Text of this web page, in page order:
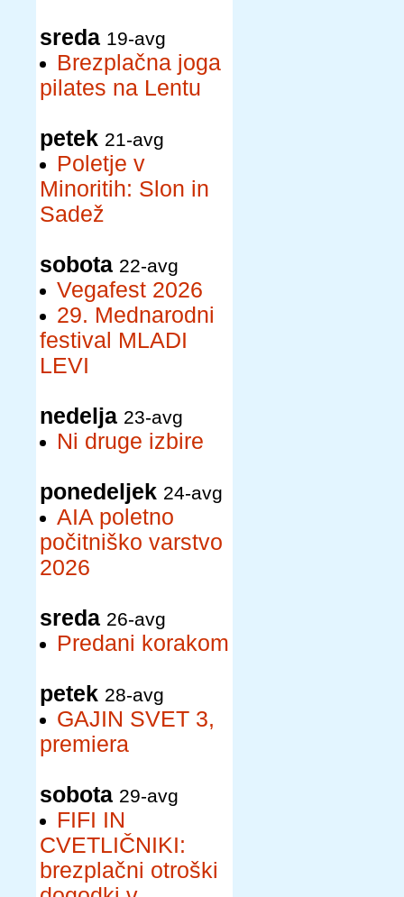
sreda 19-avg
Brezplačna joga
pilates na Lentu
petek 21-avg
Poletje v
Minoritih: Slon in
Sadež
sobota 22-avg
Vegafest 2026
29. Mednarodni
festival MLADI
LEVI
nedelja 23-avg
Ni druge izbire
ponedeljek 24-avg
AIA poletno
počitniško varstvo
2026
sreda 26-avg
Predani korakom
petek 28-avg
GAJIN SVET 3,
premiera
sobota 29-avg
FIFI IN
CVETLIČNIKI:
brezplačni otroški